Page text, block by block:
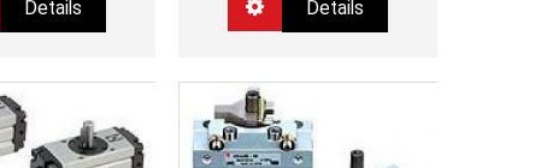
Details Details